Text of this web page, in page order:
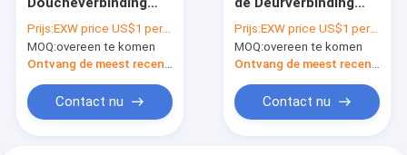
de Strookdouche de
Vervanging van de
het
Prijs:EXW price US$1 per piece
MOQ:overeen te komen
Ontvang de meest recente Prijs
Contact nu
Antibotsings voor
8mm Glas
Prijs:EXW price US$1 per piece
MOQ:overeen te komen
Ontvang de meest recente Prijs
Contact nu